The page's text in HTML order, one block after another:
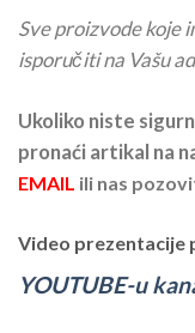
Sve proizvode koje
isporučiti na Vašu
Ukoliko niste
pronaći artikal na
EMAIL ili nas
Video prezentacije
YOUTUBE-u